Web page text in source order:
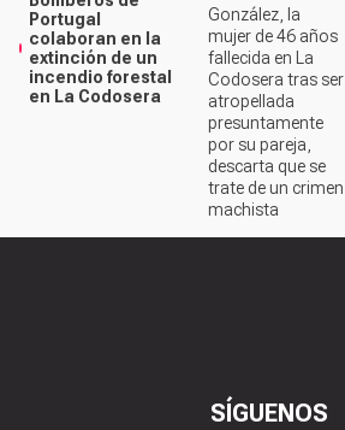
Portugal
colaboran en la
extinción de un
incendio forestal
en La Codosera
González, la
mujer de 46 años
fallecida en La
Codosera tras ser
atropellada
presuntamente
por su pareja,
descarta que se
trate de un crimen
machista
SÍGUENOS